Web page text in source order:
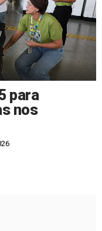
para
nos